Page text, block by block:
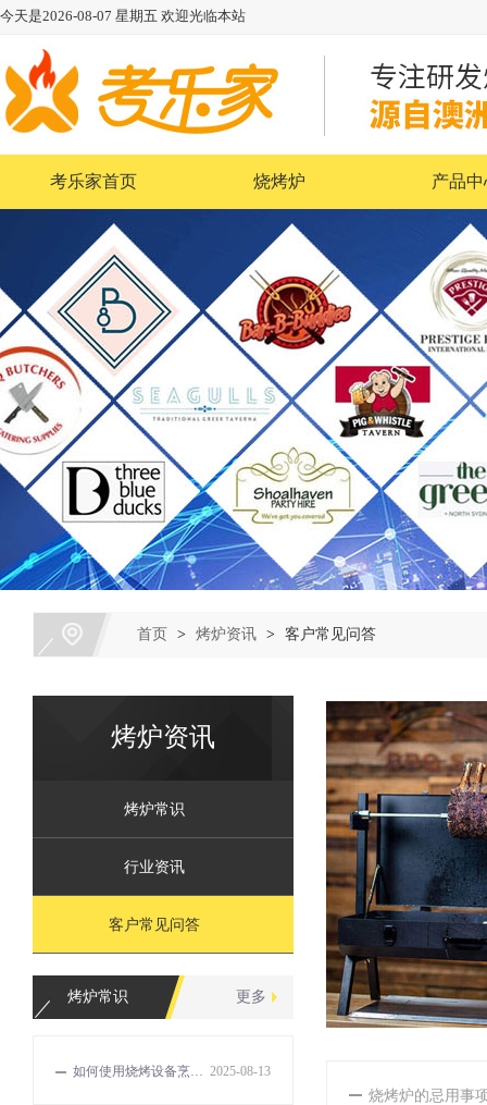
今天是2026-08-07 星期五 欢迎光临本站
考乐家首页 烧烤炉 产品中
首页 > 烤炉资讯 > 客户常见问答
烤炉资讯
烤炉常识
行业资讯
客户常见问答
更多
烤炉常识
2025-08-13
如何使用烧烤设备烹饪出美味的食物？
烧烤炉的忌用事